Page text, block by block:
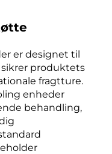
er designet til
sikrer produktets
fragtture.
enheder
behandling,